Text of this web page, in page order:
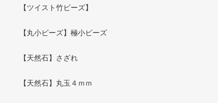
【ツイスト竹ビーズ】
【丸小ビーズ】極小ビーズ
【天然石】さざれ
【天然石】丸玉４ｍｍ